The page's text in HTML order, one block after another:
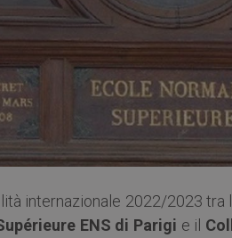
internazionale 2022/2023 tra
ENS di Parigi e il